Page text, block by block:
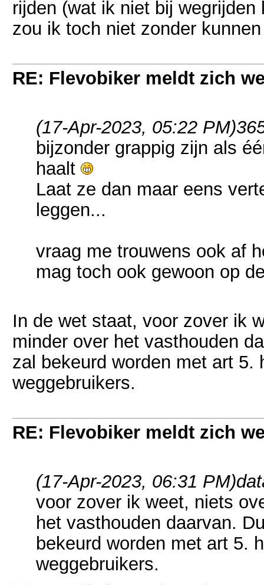
rijden (wat ik niet bij
zou ik toch niet zonder
RE: Flevobiker meldt zich
(17-Apr-2023, 05:22 PM)
bijzonder grappig zijn als
haalt
Laat ze dan maar eens
leggen...
vraag me trouwens ook af
mag toch ook gewoon op
In de wet staat, voor zover ik
minder over het vasthouden
zal bekeurd worden met art 5.
weggebruikers.
RE: Flevobiker meldt zich
(17-Apr-2023, 06:31 PM)
voor zover ik weet, niets
het vasthouden daarvan.
bekeurd worden met art 5.
weggebruikers.